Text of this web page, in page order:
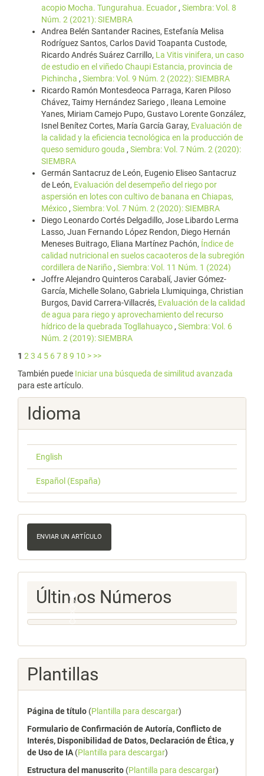
acopio Mocha. Tungurahua. Ecuador, Siembra: Vol. 8
Núm. 2 (2021): SIEMBRA
Andrea Belén Santander Racines, Estefanía Melisa
Rodríguez Santos, Carlos David Toapanta Custode,
Ricardo Andrés Suárez Carrillo, La Vitis vinifera, un caso
de estudio en el viñedo Chaupi Estancia, provincia de
Pichincha , Siembra: Vol. 9 Núm. 2 (2022): SIEMBRA
Ricardo Ramón Montesdeoca Parraga, Karen Piloso
Chávez, Taimy Hernández Sariego , Ileana Lemoine
Yanes, Miriam Camejo Pupo, Gustavo Lorente González,
Isnel Benítez Cortes, María García Garay, Evaluación de
la calidad y la eficiencia tecnológica en la producción de
queso semiduro gouda , Siembra: Vol. 7 Núm. 2 (2020):
SIEMBRA
Germán Santacruz de León, Eugenio Eliseo Santacruz
de León, Evaluación del desempeño del riego por
aspersión en lotes con cultivo de banana en Chiapas,
México, Siembra: Vol. 7 Núm. 2 (2020): SIEMBRA
Diego Leonardo Cortés Delgadillo, Jose Libardo Lerma
Lasso, Juan Fernando López Rendon, Diego Hernán
Meneses Buitrago, Eliana Martínez Pachón, Índice de
calidad nutricional en suelos cacaoteros de la subregión
cordillera de Nariño, Siembra: Vol. 11 Núm. 1 (2024)
Joffre Alejandro Quinteros Carabalí, Javier Gómez-
García, Michelle Solano, Gabriela Llumiquinga, Christian
Burgos, David Carrera-Villacrés, Evaluación de la calidad
de agua para riego y aprovechamiento del recurso
hídrico de la quebrada Togllahuayco, Siembra: Vol. 6
Núm. 2 (2019): SIEMBRA
1 23 4 5 678 9 10 > >>
También puede Iniciar una búsqueda de similitud avanzada
para este artículo.
Idioma
English
Español (España)
Enviar
un
artículo
ENVIAR UN ARTÍCULO
Ultimos
Numeros
Últimos Números
Plantillas
Página de título (Plantilla para descargar)
Formulario de Confirmación de Autoría, Conflicto de
Interés, Disponibilidad de Datos, Declaración de Ética, y
de Uso de IA(Plantilla para descargar)
Estructura del manuscrito (Plantilla para descargar)